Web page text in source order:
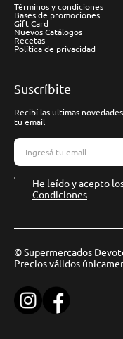
Términos y condiciones
Bases de promociones
Gift Card
Nuevos Catálogos
Recetas
Política de privacidad
Suscríbite
Recibí las ultimas
tu email
He leído y acepto
Condiciones
© Supermercados
Precios válidos